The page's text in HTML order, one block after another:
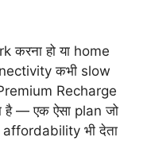
करना हो या home
कभी slow
Premium Recharge
है — एक ऐसा plan जो
भी देता